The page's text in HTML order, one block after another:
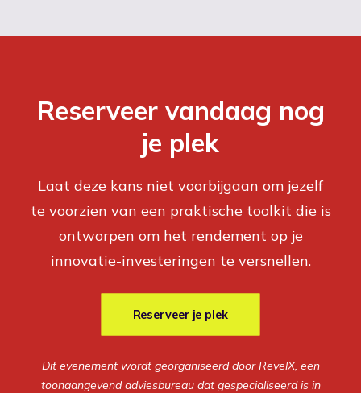
Reserveer vandaag nog
je plek
Laat deze kans niet voorbijgaan om jezelf
te voorzien van een praktische toolkit die is
ontworpen om het rendement op je
innovatie-investeringen te versnellen.
Reserveer je plek
Dit evenement wordt georganiseerd door RevelX, een
toonaangevend adviesbureau dat gespecialiseerd is in